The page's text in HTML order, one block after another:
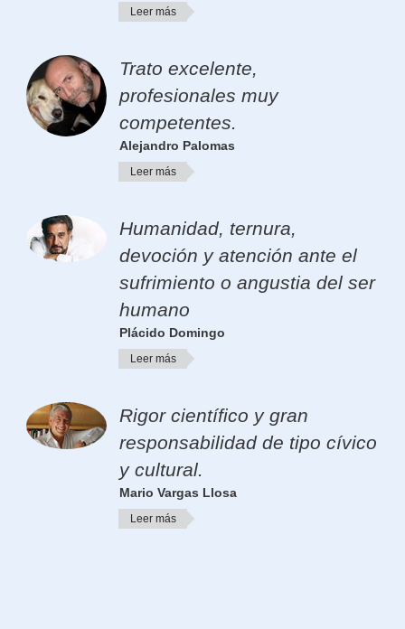
Leer más
Trato excelente,
profesionales muy
competentes.
Alejandro Palomas
Leer más
Humanidad, ternura,
devoción y atención ante el
sufrimiento o angustia del ser
humano
Plácido Domingo
Leer más
Rigor científico y gran
responsabilidad de tipo cívico
y cultural.
Mario Vargas Llosa
Leer más